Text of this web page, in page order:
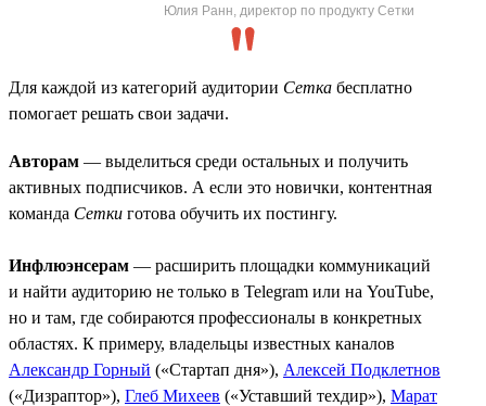
Юлия Ранн, директор по продукту Сетки
Для каждой из категорий аудитории Сетка бесплатно
помогает решать свои задачи.
Авторам — выделиться среди остальных и получить
активных подписчиков. А если это новички, контентная
команда Сетки готова обучить их постингу.
Инфлюэнсерам — расширить площадки коммуникаций
и найти аудиторию не только в Telegram или на YouTube,
но и там, где собираются профессионалы в конкретных
областях. К примеру, владельцы известных каналов
Александр Горный («Стартап дня»), Алексей Подклетнов
(«Дизраптор»), Глеб Михеев («Уставший техдир»), Марат